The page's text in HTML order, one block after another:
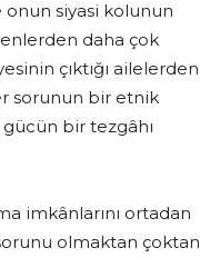
siyasi kolunun
daha çok
çıktığı ailelerden
sorunun bir etnik
bir tezgâhı
imkânlarını ortadan
olmaktan çoktan